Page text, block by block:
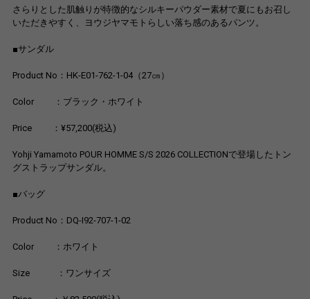
さらりとした肌触りが特徴的なシルキーパウダー素材で夏にもお召し
いただきやすく、ヨウジヤマモトらしい落ち感のあるパンツ。
■サンダル
Product No：HK-E01-762-1-04（27㎝）
Color ：ブラック・ホワイト
Price ：¥57,200(税込)
Yohji Yamamoto POUR HOMME S/S 2026 COLLECTIONで登場したトン
グストラップサンダル。
■バッグ
Product No：DQ-I92-707-1-02
Color ：ホワイト
Size ：ワンサイズ